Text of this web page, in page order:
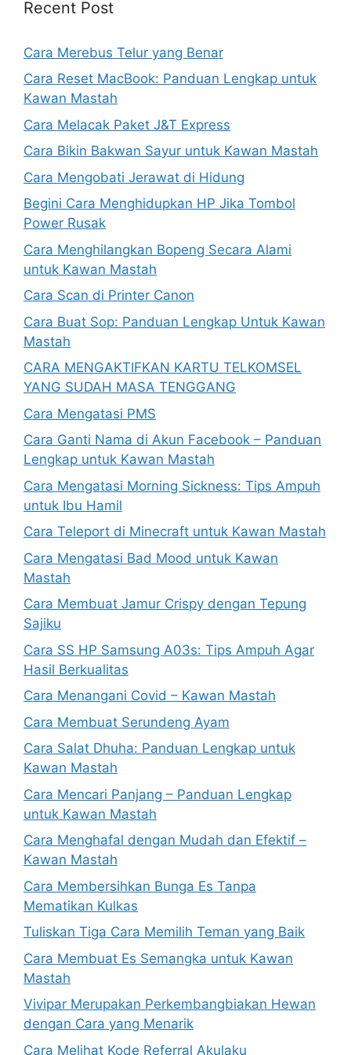
Recent Post
Cara Merebus Telur yang Benar
Cara Reset MacBook: Panduan Lengkap untuk
Kawan Mastah
Cara Melacak Paket J&T Express
Cara Bikin Bakwan Sayur untuk Kawan Mastah
Cara Mengobati Jerawat di Hidung
Begini Cara Menghidupkan HP Jika Tombol
Power Rusak
Cara Menghilangkan Bopeng Secara Alami
untuk Kawan Mastah
Cara Scan di Printer Canon
Cara Buat Sop: Panduan Lengkap Untuk Kawan
Mastah
CARA MENGAKTIFKAN KARTU TELKOMSEL
YANG SUDAH MASA TENGGANG
Cara Mengatasi PMS
Cara Ganti Nama di Akun Facebook – Panduan
Lengkap untuk Kawan Mastah
Cara Mengatasi Morning Sickness: Tips Ampuh
untuk Ibu Hamil
Cara Teleport di Minecraft untuk Kawan Mastah
Cara Mengatasi Bad Mood untuk Kawan
Mastah
Cara Membuat Jamur Crispy dengan Tepung
Sajiku
Cara SS HP Samsung A03s: Tips Ampuh Agar
Hasil Berkualitas
Cara Menangani Covid – Kawan Mastah
Cara Membuat Serundeng Ayam
Cara Salat Dhuha: Panduan Lengkap untuk
Kawan Mastah
Cara Mencari Panjang – Panduan Lengkap
untuk Kawan Mastah
Cara Menghafal dengan Mudah dan Efektif –
Kawan Mastah
Cara Membersihkan Bunga Es Tanpa
Mematikan Kulkas
Tuliskan Tiga Cara Memilih Teman yang Baik
Cara Membuat Es Semangka untuk Kawan
Mastah
Vivipar Merupakan Perkembangbiakan Hewan
dengan Cara yang Menarik
Cara Melihat Kode Referral Akulaku